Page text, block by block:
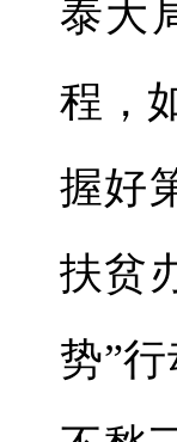
泰大
程，
握好
扶贫
势”